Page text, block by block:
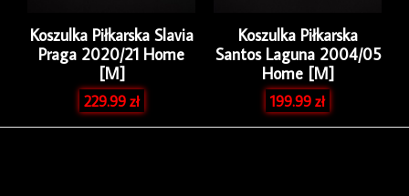
Koszulka Piłkarska Slavia
Praga 2020/21 Home
[M]
229.99zł
Koszulka Piłkarska
Santos Laguna 2004/05
Home [M]
199.99zł